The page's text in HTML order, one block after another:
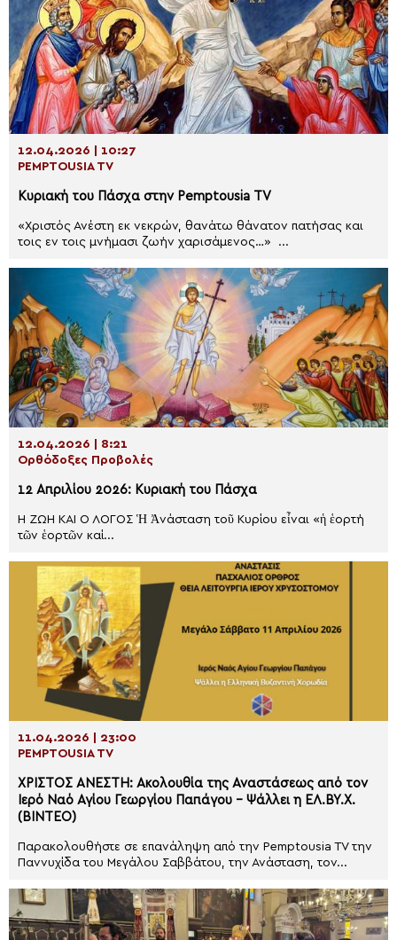
12.04.2026 | 10:27
PEMPTOUSIA TV
Κυριακή του Πάσχα στην Pemptousia TV
«Χριστός Ανέστη εκ νεκρών, θανάτω θάνατον πατήσας και
τοις εν τοις μνήμασι ζωήν χαρισάμενος…» ...
12.04.2026 | 8:21
Ορθόδοξες Προβολές
12 Απριλίου 2026: Κυριακή του Πάσχα
Η ΖΩΗ ΚΑΙ Ο ΛΟΓΟΣ Ἡ Ἀνάσταση τοῦ Κυρίου εἶναι «ἡ ἑορτή
τῶν ἑορτῶν καί...
11.04.2026 | 23:00
PEMPTOUSIA TV
ΧΡΙΣΤΟΣ ΑΝΕΣΤΗ: Ακολουθία της Αναστάσεως από τον
Ιερό Ναό Αγίου Γεωργίου Παπάγου – Ψάλλει η ΕΛ.ΒΥ.Χ.
(BINTEO)
Παρακολουθήστε σε επανάληψη από την Pemptousia TV την
Παννυχίδα του Μεγάλου Σαββάτου, την Ανάσταση, τον...